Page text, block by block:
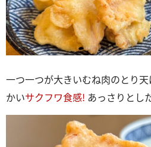
一つ一つが大きいむね肉のとり天
かいサクフワ食感! あっさりとし